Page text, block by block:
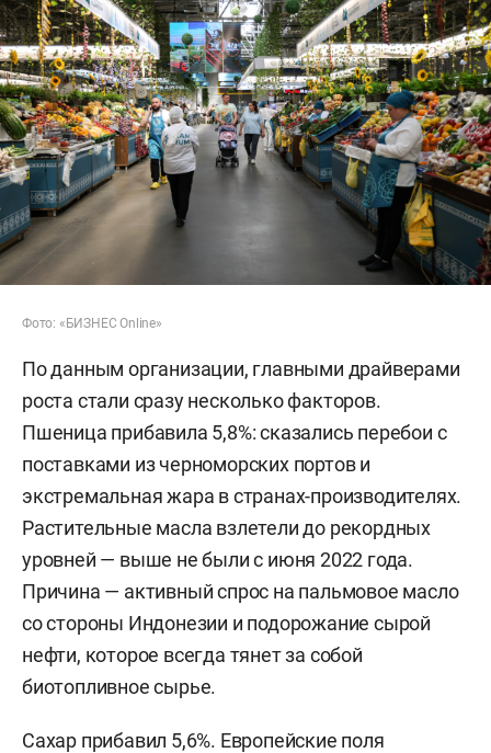
Фото: «БИЗНЕС Online»
По данным организации, главными драйверами
роста стали сразу несколько факторов.
Пшеница прибавила 5,8%: сказались перебои с
поставками из черноморских портов и
экстремальная жара в странах-производителях.
Растительные масла взлетели до рекордных
уровней — выше не были с июня 2022 года.
Причина — активный спрос на пальмовое масло
со стороны Индонезии и подорожание сырой
нефти, которое всегда тянет за собой
биотопливное сырье.
Сахар прибавил 5,6%. Европейские поля